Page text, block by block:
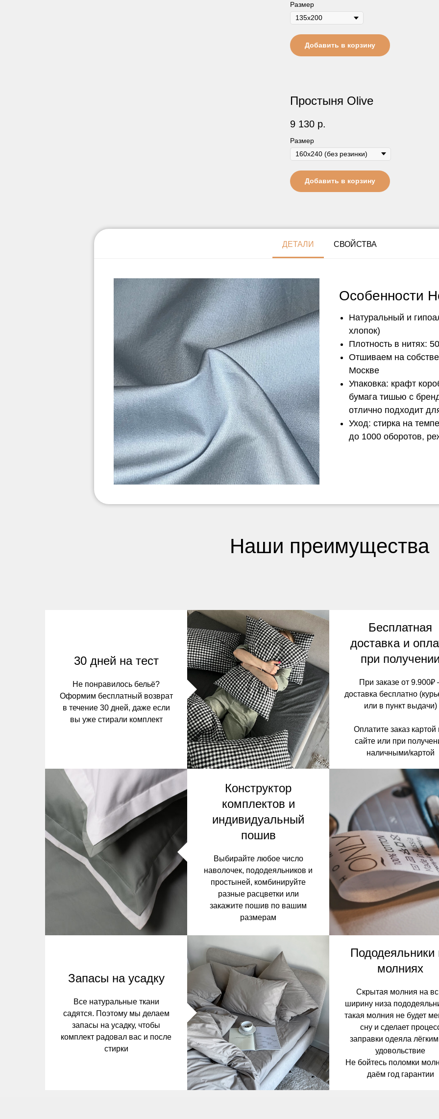
Размер
Добавить в корзину
Простыня Olive
9 130 р.
Размер
Добавить в корзину
ДЕТАЛИ СВОЙСТВА
Особенности
Натуральный и
хлопок)
Плотность в нитях:
Отшиваем на
Москве
Упаковка: крафт
бумага тишью с
отлично подходит
Уход: стирка на
до 1000 оборотов,
Наши преимущества
30 дней на тест
Не понравилось бельё?
Оформим бесплатный возврат
в течение 30 дней, даже если
вы уже стирали комплект
Бесплатная
доставка и
при
При заказе от 9.900₽
доставка бесплатно
или в пункт выдачи)
Оплатите заказ картой
сайте или при
наличными/картой
Конструктор
комплектов и
индивидуальный
пошив
Выбирайте любое число
наволочек, пододеяльников и
простыней, комбинируйте
разные расцветки или
закажите пошив по вашим
размерам
Запасы на усадку
Все натуральные ткани
садятся. Поэтому мы делаем
запасы на усадку, чтобы
комплект радовал вас и после
стирки
Пододеяльники
молниях
Скрытая молния на
ширину низа
такая молния не будет
сну и сделает
заправки одеяла
удовольствие
Не бойтесь поломки
даём год гарантии